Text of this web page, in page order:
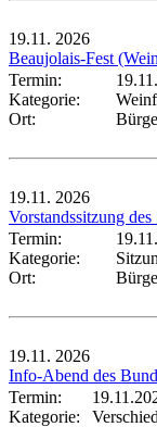
19.11. 2026
Beaujolais-Fest
Termin:
Kategorie:
Ort:
19.11. 2026
Vorstandssitzung
Termin:
Kategorie:
Ort:
19.11. 2026
Info-Abend des
Termin:
Kategorie: